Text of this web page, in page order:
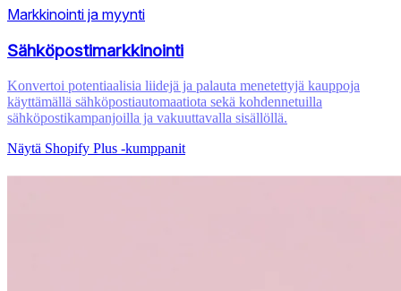
Markkinointi ja myynti
Sähköpostimarkkinointi
Konvertoi potentiaalisia liidejä ja palauta menetettyjä kauppoja
käyttämällä sähköpostiautomaatiota sekä kohdennetuilla
sähköpostikampanjoilla ja vakuuttavalla sisällöllä.
Näytä Shopify Plus ‑kumppanit